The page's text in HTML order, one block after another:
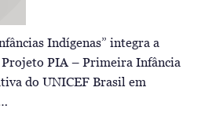
Indígenas” integra a
Projeto PIA – Primeira Infância
do UNICEF Brasil em